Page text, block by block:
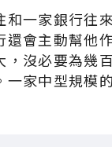
一家銀行往
會主動幫他
沒必要為幾
家中型規模